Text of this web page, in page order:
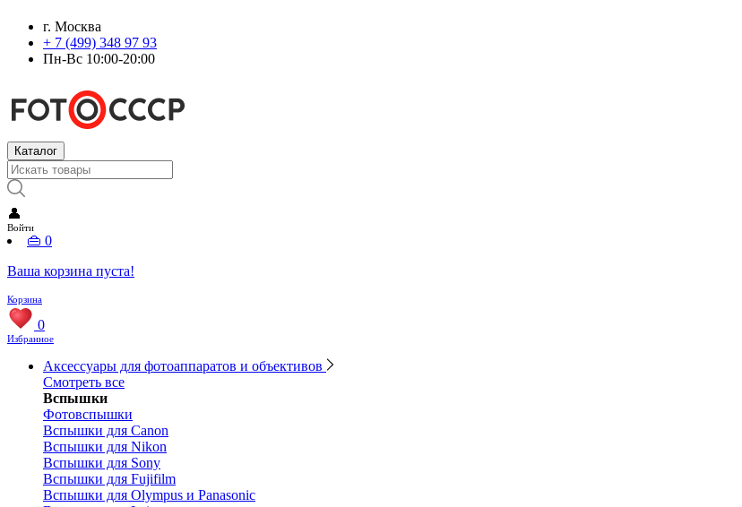
г. Москва
+ 7 (499) 348 97 93
Пн-Вс 10:00-20:00
Каталог
👤
Войти
👜 0
Ваша корзина пуста!
Корзина
0
Избранное
Аксессуары для фотоаппаратов и объективов
Смотреть все
Вспышки
Фотовспышки
Вспышки для Canon
Вспышки для Nikon
Вспышки для Sony
Вспышки для Fujifilm
Вспышки для Olympus и Panasonic